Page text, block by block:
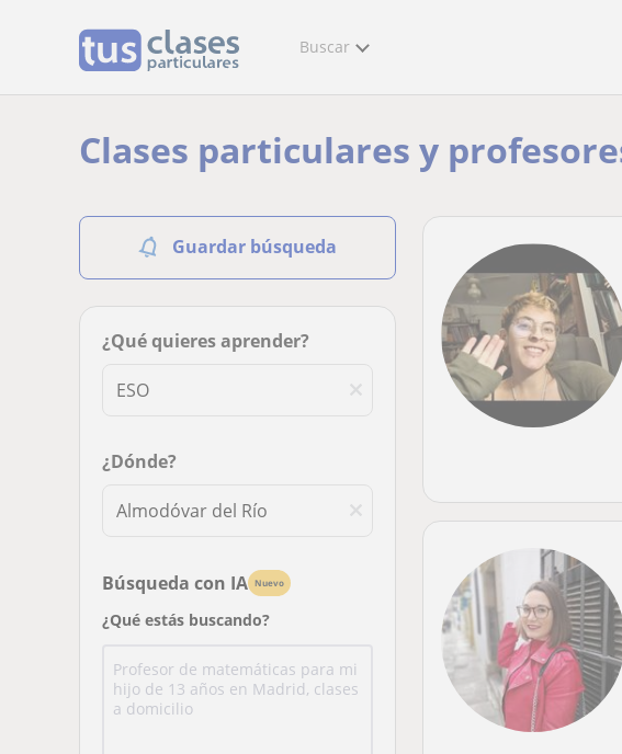
Buscar
Clases particulares y
Guardar búsqueda
¿Qué quieres aprender?
¿Dónde?
Búsqueda con IA Nuevo
¿Qué estás buscando?